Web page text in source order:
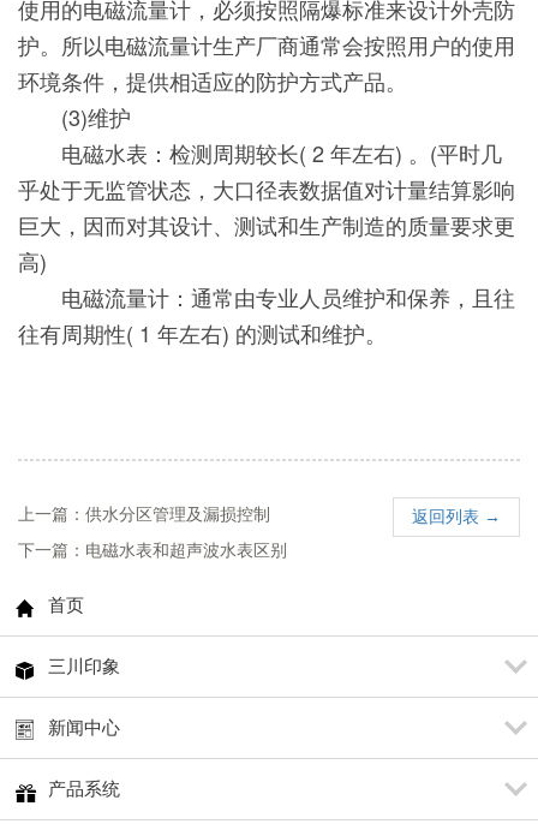
使用的电磁流量计，必须按照隔爆标准来设计外壳防
护。所以电磁流量计生产厂商通常会按照用户的使用
环境条件，提供相适应的防护方式产品。
(3)维护
电磁水表：检测周期较长( 2 年左右) 。(平时几
乎处于无监管状态，大口径表数据值对计量结算影响
巨大，因而对其设计、测试和生产制造的质量要求更
高)
电磁流量计：通常由专业人员维护和保养，且往
往有周期性( 1 年左右) 的测试和维护。
上一篇：供水分区管理及漏损控制
下一篇：电磁水表和超声波水表区别
返回列表 →
首页
三川印象
新闻中心
产品系统